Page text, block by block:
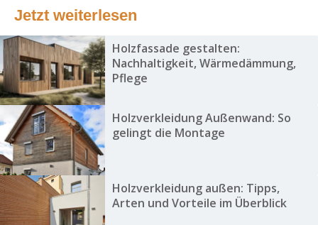
Jetzt weiterlesen
Holzfassade gestalten:
Nachhaltigkeit, Wärmedämmung,
Pflege
Holzverkleidung Außenwand: So
gelingt die Montage
Holzverkleidung außen: Tipps,
Arten und Vorteile im Überblick